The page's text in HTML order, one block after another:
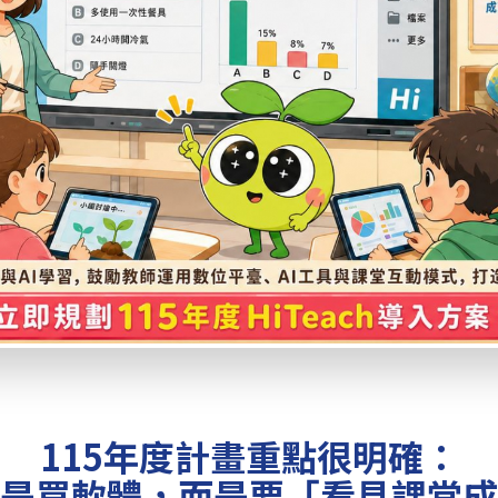
115年度計畫重點很明確：